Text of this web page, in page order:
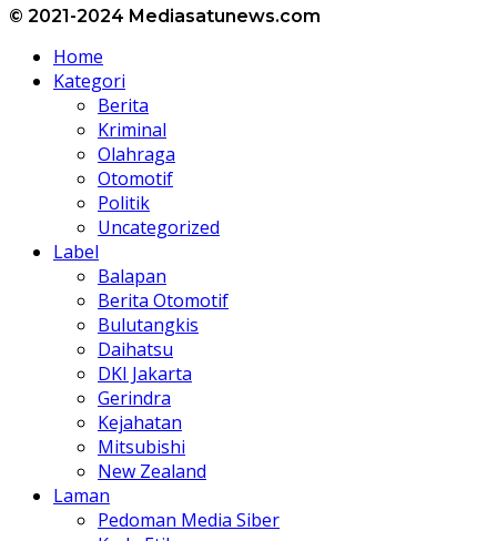
© 2021-2024 Mediasatunews.com
Home
Kategori
Berita
Kriminal
Olahraga
Otomotif
Politik
Uncategorized
Label
Balapan
Berita Otomotif
Bulutangkis
Daihatsu
DKI Jakarta
Gerindra
Kejahatan
Mitsubishi
New Zealand
Laman
Pedoman Media Siber